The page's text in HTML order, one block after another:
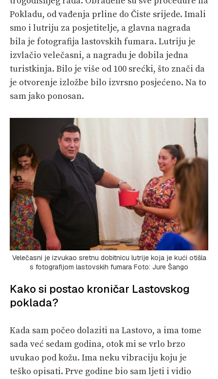
Pokladu, od vađenja prline do Čiste srijede. Imali
smo i lutriju za posjetitelje, a glavna nagrada
bila je fotografija lastovskih fumara. Lutriju je
izvlačio velečasni, a nagradu je dobila jedna
turistkinja. Bilo je više od 100 srećki, što znači da
je otvorenje izložbe bilo izvrsno posjećeno. Na to
sam jako ponosan.
Velečasni je izvukao sretnu dobitnicu lutrije koja je kući otišla
s fotografijom lastovskih fumara Foto: Jure Šango
Kako si postao kroničar Lastovskog
poklada?
Kada sam počeo dolaziti na Lastovo, a ima tome
sada već sedam godina, otok mi se vrlo brzo
uvukao pod kožu. Ima neku vibraciju koju je
teško opisati. Prve godine bio sam ljeti i vidio